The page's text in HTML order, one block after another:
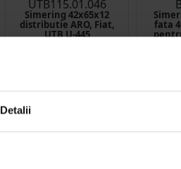
Detalii
UTB115.01.046
Simering 42x65x12
distributie ARO, Fiat,
UTB U-445
3.08 RON
fata